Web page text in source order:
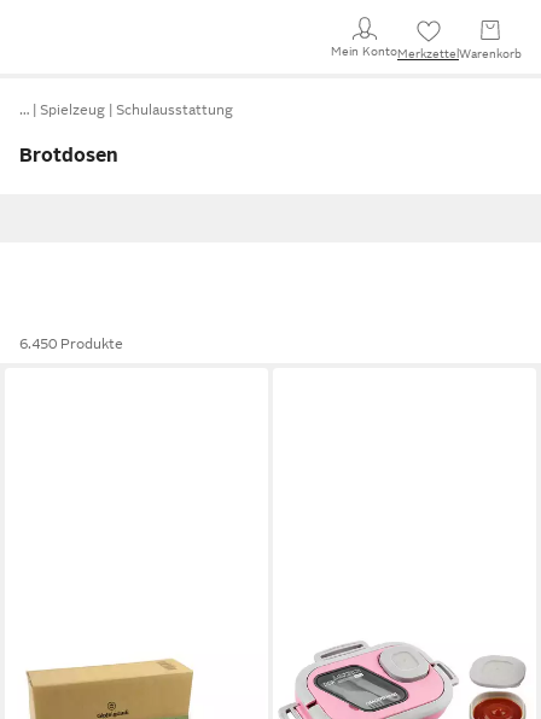
Mein KontoMerkzettel Warenkorb
… Spielzeug Schulausstattung
Brotdosen
6.450 Produkte